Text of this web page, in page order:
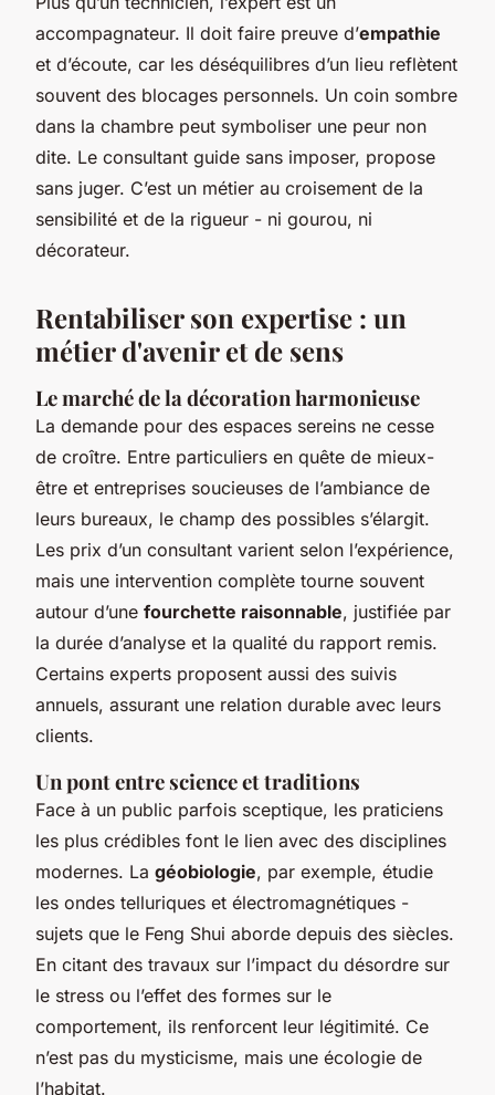
accompagnateur. Il doit faire preuve d’empathie
et d’écoute, car les déséquilibres d’un lieu reflètent
souvent des blocages personnels. Un coin sombre
dans la chambre peut symboliser une peur non
dite. Le consultant guide sans imposer, propose
sans juger. C’est un métier au croisement de la
sensibilité et de la rigueur - ni gourou, ni
décorateur.
Rentabiliser son expertise : un
métier d'avenir et de sens
Le marché de la décoration harmonieuse
La demande pour des espaces sereins ne cesse
de croître. Entre particuliers en quête de mieux-
être et entreprises soucieuses de l’ambiance de
leurs bureaux, le champ des possibles s’élargit.
Les prix d’un consultant varient selon l’expérience,
mais une intervention complète tourne souvent
autour d’une fourchette raisonnable, justifiée par
la durée d’analyse et la qualité du rapport remis.
Certains experts proposent aussi des suivis
annuels, assurant une relation durable avec leurs
clients.
Un pont entre science et traditions
Face à un public parfois sceptique, les praticiens
les plus crédibles font le lien avec des disciplines
modernes. La géobiologie, par exemple, étudie
les ondes telluriques et électromagnétiques -
sujets que le Feng Shui aborde depuis des siècles.
En citant des travaux sur l’impact du désordre sur
le stress ou l’effet des formes sur le
comportement, ils renforcent leur légitimité. Ce
n’est pas du mysticisme, mais une écologie de
l’habitat.